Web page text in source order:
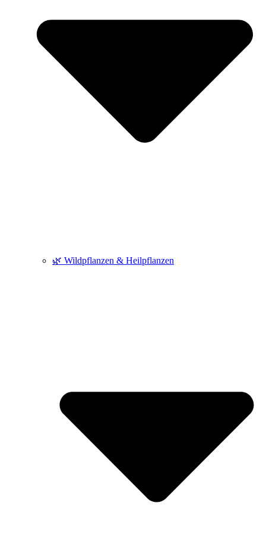
🌿 Wildpflanzen & Heilpflanzen